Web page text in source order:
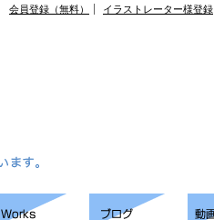
会員登録（無料） イラストレーター様登録